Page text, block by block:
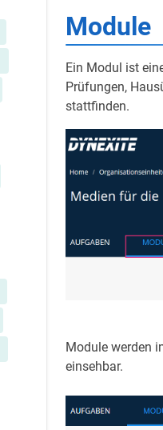
Module
Ein Modul ist
Prüfungen,
stattfinden.
Module werden
einsehbar.